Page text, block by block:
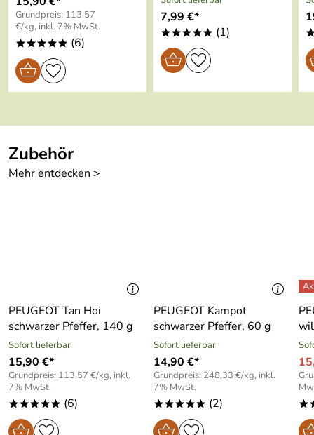
Modernes Design; langlebiges
Acryl und Edelstahl
Durchsichtiges Gehäuse für
einfaches Einsehen der Füllhöhe;
Grundpreis: 113,57
€/kg, inkl. 7% MwSt.
***** (6)
7,99 €*
***** (1)
Zubehör
Mehr entdecken >
PEUGEOT Tan Hoi
schwarzer Pfeffer, 140 g
Sofort lieferbar
15,90 €*
Grundpreis: 113,57 €/kg, inkl.
7% MwSt.
***** (6)
PEUGEOT Kampot
schwarzer Pfeffer, 60 g
Sofort lieferbar
14,90 €*
Grundpreis: 248,33 €/kg, inkl.
7% MwSt.
***** (2)